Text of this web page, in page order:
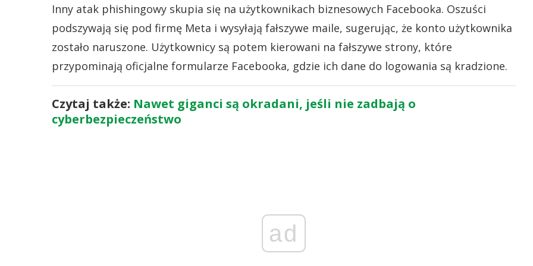
Inny atak phishingowy skupia się na użytkownikach biznesowych Facebooka. Oszuści
podszywają się pod firmę Meta i wysyłają fałszywe maile, sugerując, że konto użytkownika
zostało naruszone. Użytkownicy są potem kierowani na fałszywe strony, które
przypominają oficjalne formularze Facebooka, gdzie ich dane do logowania są kradzione.
Czytaj także: Nawet giganci są okradani, jeśli nie zadbają o
cyberbezpieczeństwo
ad